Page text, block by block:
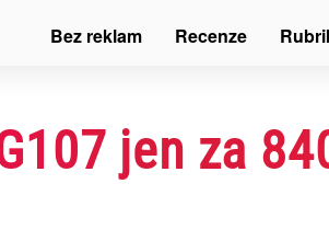
jen za
Bez reklam Recenze